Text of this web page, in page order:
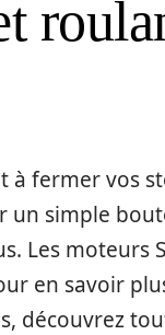
à fermer vos
simple
Les moteurs
en savoir
découvrez